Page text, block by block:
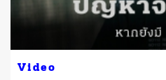
Video